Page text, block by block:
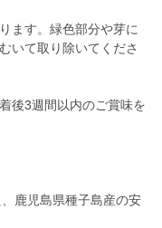
ます。緑色部分や芽に
いて取り除いてくださ
後3週間以内のご賞味を
鹿児島県種子島産の安